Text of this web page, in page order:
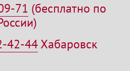
71 (бесплатно по
42-44Хабаровск